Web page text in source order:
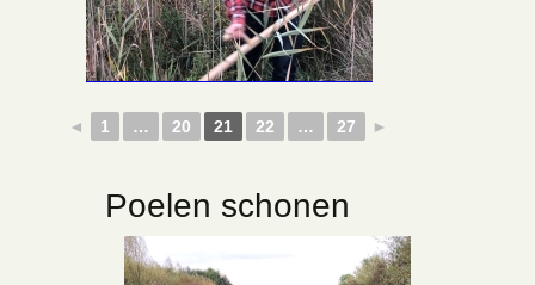
◄ 1 … 20 21 22 … 27 ►
Poelen schonen